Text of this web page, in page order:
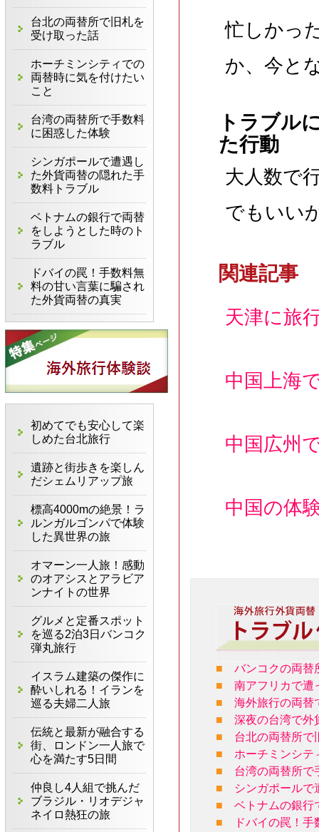
忙しかっ
か、今と
トラブル
た行動
大人数で
でもいい
関連記事
天津に旅
中国上海
中国広州
中国の体
■
バンコクの両替
■
南アフリカで遭
■
海外旅行の両替
■
深夜の台湾で外
■
台北の両替所で
■
ホーチミンシテ
■
台湾の両替所で
■
シンガポールで
■
ベトナムの銀行
■
ドバイの罠！
台北の両替所で旧札を
受け取った話
ホーチミンシティでの
両替時に気を付けたい
こと
台湾の両替所で手数料
に困惑した体験
シンガポールで遭遇し
た外貨両替の隠れた手
数料トラブル
ベトナムの銀行で両替
をしようとした時のト
ラブル
ドバイの罠！手数料無
料の甘い言葉に騙され
た外貨両替の真実
初めてでも安心して楽
しめた台北旅行
遺跡と街歩きを楽しん
だシェムリアップ旅
標高4000mの絶景！ラ
ルンガルゴンパで体験
した異世界の旅
オマーン一人旅！感動
のオアシスとアラビア
ンナイトの世界
グルメと定番スポット
を巡る2泊3日バンコク
弾丸旅行
イスラム建築の傑作に
酔いしれる！イランを
巡る夫婦二人旅
伝統と最新が融合する
街、ロンドン一人旅で
心を満たす5日間
仲良し4人組で挑んだ
ブラジル・リオデジャ
ネイロ熱狂の旅